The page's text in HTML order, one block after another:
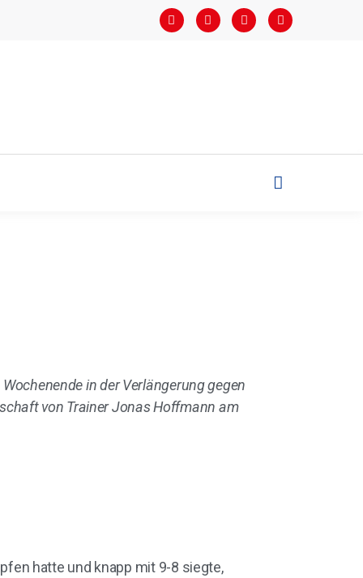
in der Verlängerung gegen
von Trainer Jonas Hoffmann am
hatte und knapp mit 9-8 siegte,